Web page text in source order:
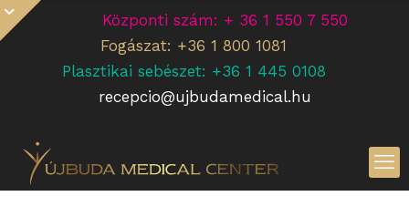
Központi szám: + 36 1 550 7 550
Fogászat: +36 1 800 1081
Plasztikai sebészet: +36 1 445 0108
recepcio@ujbudamedical.hu